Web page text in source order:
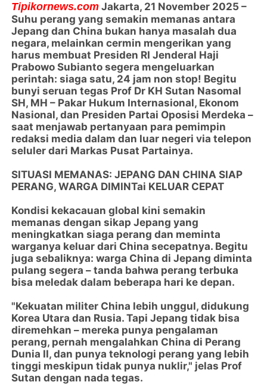
Tipikornews.com Jakarta, 21 November 2025 –
Suhu perang yang semakin memanas antara
Jepang dan China bukan hanya masalah dua
negara, melainkan cermin mengerikan yang
harus membuat Presiden RI Jenderal Haji
Prabowo Subianto segera mengeluarkan
perintah: siaga satu, 24 jam non stop! Begitu
bunyi seruan tegas Prof Dr KH Sutan Nasomal
SH, MH – Pakar Hukum Internasional, Ekonom
Nasional, dan Presiden Partai Oposisi Merdeka –
saat menjawab pertanyaan para pemimpin
redaksi media dalam dan luar negeri via telepon
seluler dari Markas Pusat Partainya.
SITUASI MEMANAS: JEPANG DAN CHINA SIAP
PERANG, WARGA DIMINTai KELUAR CEPAT
Kondisi kekacauan global kini semakin
memanas dengan sikap Jepang yang
meningkatkan siaga perang dan meminta
warganya keluar dari China secepatnya. Begitu
juga sebaliknya: warga China di Jepang diminta
pulang segera – tanda bahwa perang terbuka
bisa meledak dalam beberapa hari ke depan.
"Kekuatan militer China lebih unggul, didukung
Korea Utara dan Rusia. Tapi Jepang tidak bisa
diremehkan – mereka punya pengalaman
perang, pernah mengalahkan China di Perang
Dunia II, dan punya teknologi perang yang lebih
tinggi meskipun tidak punya nuklir," jelas Prof
Sutan dengan nada tegas.